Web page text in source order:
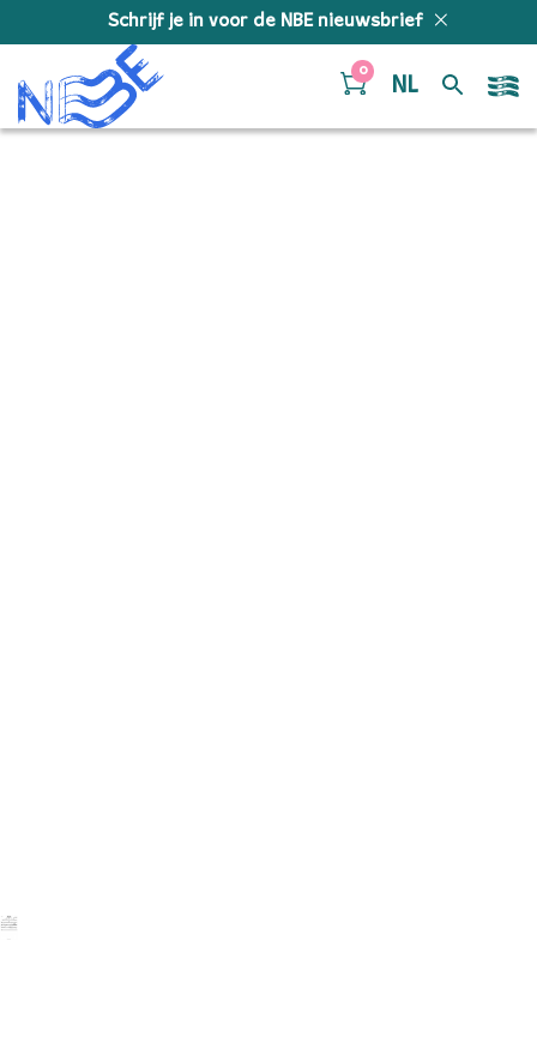
Schrijf je in voor de NBE nieuwsbrief
0
NL